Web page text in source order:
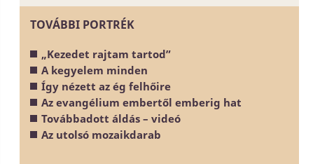
TOVÁBBI PORTRÉK
„Kezedet rajtam tartod”
A kegyelem minden
Így nézett az ég felhőire
Az evangélium embertől emberig hat
Továbbadott áldás – videó
Az utolsó mozaikdarab